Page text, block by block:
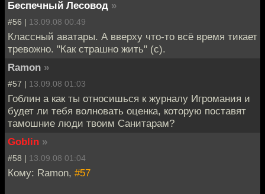
Беспечный Лесовод »
#56 | 13.09.08 00:49
Классный аватары. А вверху что-то всё время тикает
тревожно. "Как страшно жить" (с).
Ramon »
#57 | 13.09.08 01:03
Гоблин а как ты относишься к журналу Игромания и
будет ли тебя волновать оценка, которую поставят
тамошние люди твоим Санитарам?
Goblin »
#58 | 13.09.08 01:04
Кому: Ramon, #57